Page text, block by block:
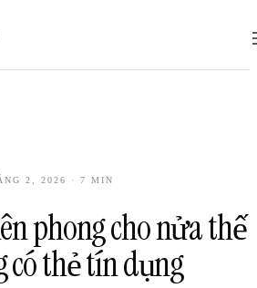
2, 2026 · 7 MIN
phong cho nửa thế
có thẻ tín dụng